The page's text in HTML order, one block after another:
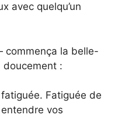
avec quelqu’un
la belle-
doucement :
fatiguée. Fatiguée de
vos